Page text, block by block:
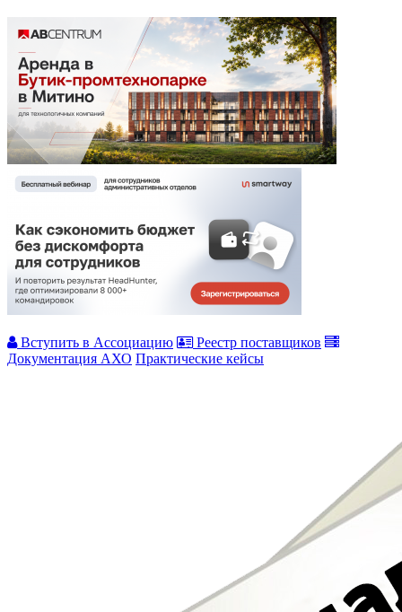
Вступить в Ассоциацию
Реестр поставщиков
Документация АХО Практические кейсы